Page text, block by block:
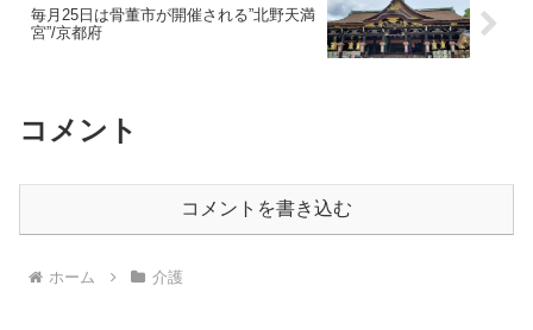
毎月25日は骨董市が開催される”北野天満
宮”/京都府
コメント
コメントを書き込む
ホーム 介護